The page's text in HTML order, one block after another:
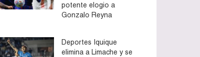
potente elogio a
Gonzalo Reyna
Deportes Iquique
elimina a Limache y se